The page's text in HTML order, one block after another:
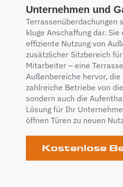
Unternehmen und
Terrassenüberdachungen
kluge Anschaffung dar.
effiziente Nutzung von
zusätzlicher Sitzbereich
Mitarbeiter – eine
Außenbereiche hervor,
zahlreiche Betriebe von
sondern auch die
Lösung für Ihr
öffnen Türen zu neuen
Kostenlose